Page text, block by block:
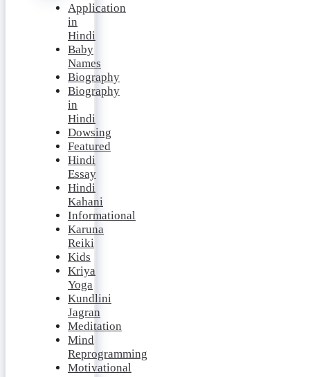
Application
in
Hindi
Baby
Names
Biography
Biography
in
Hindi
Dowsing
Featured
Hindi
Essay
Hindi
Kahani
Informational
Karuna
Reiki
Kids
Kriya
Yoga
Kundlini
Jagran
Meditation
Mind
Reprogramming
Motivational